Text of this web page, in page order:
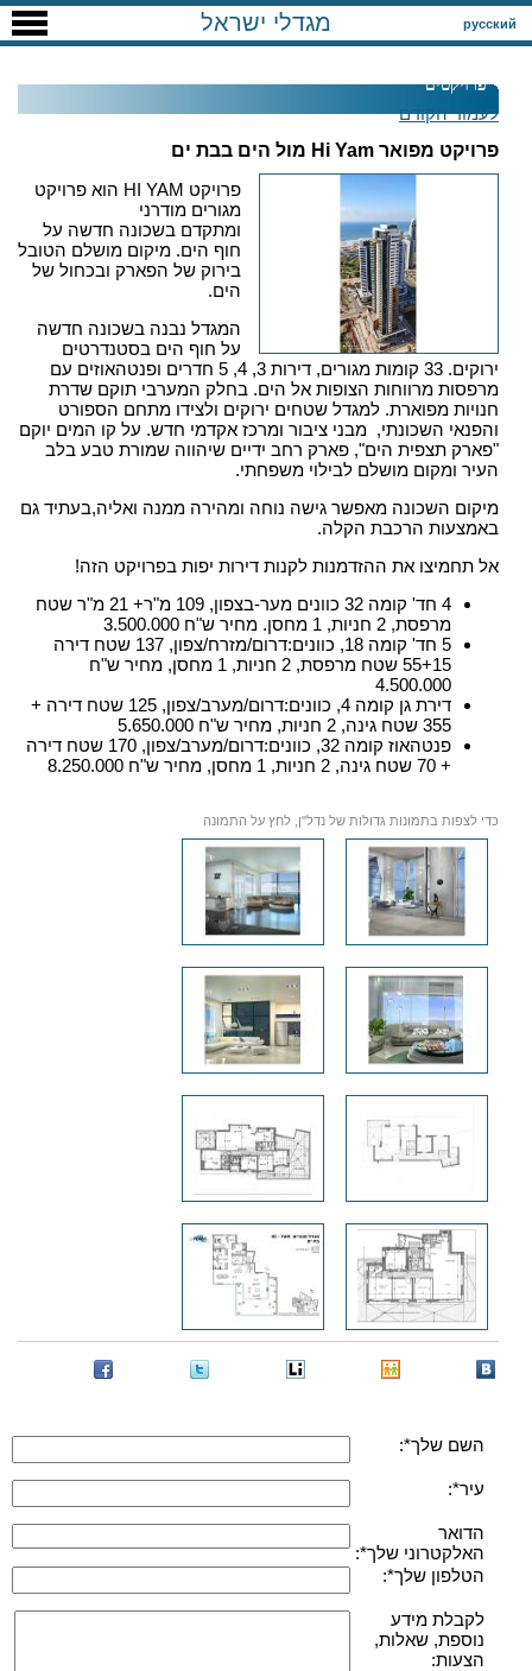
русский מגדלי ישראל
פרויקטים
לעמוד הקודם
פרויקט מפואר Hi Yam מול הים בבת ים
פרויקט HI YAM הוא פרויקט
מגורים מודרני
ומתקדם בשכונה חדשה על
חוף הים. מיקום מושלם הטובל
בירוק של הפארק ובכחול של
הים.
המגדל נבנה בשכונה חדשה
על חוף הים בסטנדרטים
ירוקים. 33 קומות מגורים, דירות 3, 4, 5 חדרים ופנטהאוזים עם
מרפסות מרווחות הצופות אל הים. בחלק המערבי תוקם שדרת
חנויות מפוארת. למגדל שטחים ירוקים ולצידו מתחם הספורט
והפנאי השכונתי, מבני ציבור ומרכז אקדמי חדש. על קו המים יוקם
"פארק תצפית הים", פארק רחב ידיים שיהווה שמורת טבע בלב
העיר ומקום מושלם לבילוי משפחתי.
מיקום השכונה מאפשר גישה נוחה ומהירה ממנה ואליה,בעתיד גם
באמצעות הרכבת הקלה.
אל תחמיצו את ההזדמנות לקנות דירות יפות בפרויקט הזה!
4 חד' קומה 32 כוונים מער-בצפון, 109 מ"ר+ 21 מ"ר שטח
מרפסת, 2 חניות, 1 מחסן. מחיר ש"ח 3.500.000
5 חד' קומה 18, כוונים:דרום/מזרח/צפון, 137 שטח דירה
55+15 שטח מרפסת, 2 חניות, 1 מחסן, מחיר ש"ח
4.500.000
דירת גן קומה 4, כוונים:דרום/מערב/צפון, 125 שטח דירה +
355 שטח גינה, 2 חניות, מחיר ש"ח 5.650.000
פנטהאוז קומה 32, כוונים:דרום/מערב/צפון, 170 שטח דירה
+ 70 שטח גינה, 2 חניות, 1 מחסן, מחיר ש"ח 8.250.000
כדי לצפות בתמונות גדולות של נדל"ן, לחץ על התמונה
השם שלך*:
עיר*:
הדואר
האלקטרוני שלך*:
הטלפון שלך*:
לקבלת מידע
נוספת, שאלות,
הצעות: